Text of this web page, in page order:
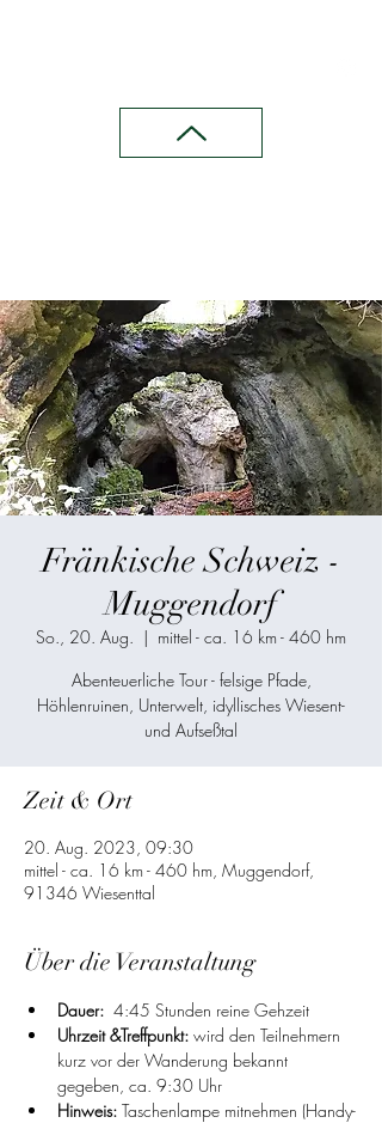
Fränkische Schweiz -
Muggendorf
So., 20. Aug.
  |
mittel - ca. 16 km - 460 hm
Abenteuerliche Tour - felsige Pfade,
Höhlenruinen, Unterwelt, idyllisches Wiesent-
und Aufseßtal
Zeit & Ort
20. Aug. 2023, 09:30
mittel - ca. 16 km - 460 hm, Muggendorf,
91346 Wiesenttal
Über die Veranstaltung
Dauer: 4:45 Stunden reine Gehzeit
Uhrzeit &Treffpunkt: wird den Teilnehmern
kurz vor der Wanderung bekannt
gegeben, ca. 9:30 Uhr
Hinweis: Taschenlampe mitnehmen (Handy-